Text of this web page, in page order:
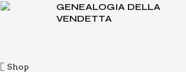
GENEA­LO­GIA DEL­LA
VEN­DET­TA
Shop